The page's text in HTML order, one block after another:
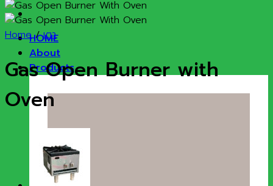
HOME
About
Products
Home / เตา
Gas Open Burner with
Oven